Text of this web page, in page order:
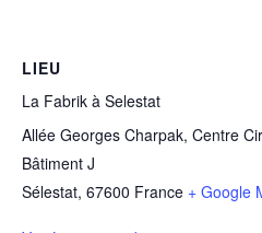
LIEU
La Fabrik à Selestat
Allée Georges Charpak, Centre
Bâtiment J
Sélestat, 67600 France + Google